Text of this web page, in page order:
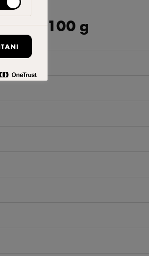
per 100 g